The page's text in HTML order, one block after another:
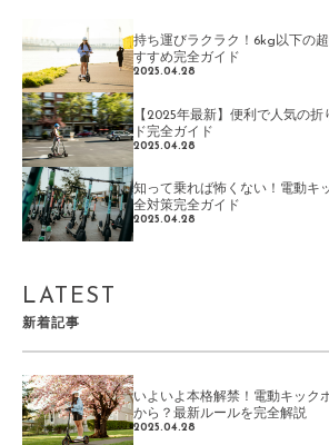
持ち運びラクラク！6kg以下の
すすめ完全ガイド
2025.04.28
【2025年最新】便利で人気の
ド完全ガイド
2025.04.28
知って乗れば怖くない！電動キ
全対策完全ガイド
2025.04.28
LATEST
新着記事
いよいよ本格解禁！電動キック
から？最新ルールを完全解説
2025.04.28